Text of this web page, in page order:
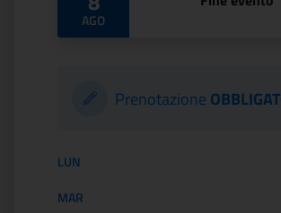
AGO
Prenotazione
Orario di apertura:
LUN
MAR